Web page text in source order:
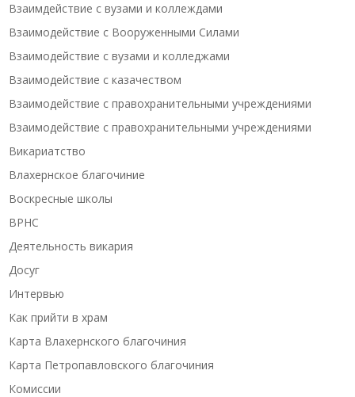
Взаимдействие с вузами и коллеждами
Взаимодействие с Вооруженными Силами
Взаимодействие с вузами и колледжами
Взаимодействие с казачеством
Взаимодействие с правохранительными учреждениями
Взаимодействие с правохранительными учреждениями
Викариатство
Влахернское благочиние
Воскресные школы
ВРНС
Деятельность викария
Досуг
Интервью
Как прийти в храм
Карта Влахернского благочиния
Карта Петропавловского благочиния
Комиссии